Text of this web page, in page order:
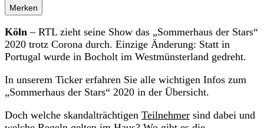
Merken
Köln – RTL zieht seine Show das „Sommerhaus der Stars“
2020 trotz Corona durch. Einzige Änderung: Statt in
Portugal wurde in Bocholt im Westmünsterland gedreht.
In unserem Ticker erfahren Sie alle wichtigen Infos zum
„Sommerhaus der Stars“ 2020 in der Übersicht.
Doch welche skandalträchtigen Teilnehmer sind dabei und